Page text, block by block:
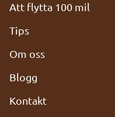
Att flytta 100 mil
Tips
Om oss
Blogg
Kontakt